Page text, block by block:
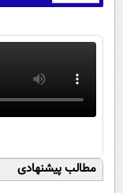
مطالب پیشنهادی